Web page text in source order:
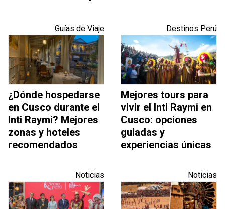
Guías de Viaje
¿Dónde hospedarse
en Cusco durante el
Inti Raymi? Mejores
zonas y hoteles
recomendados
Destinos Perú
Mejores tours para
vivir el Inti Raymi en
Cusco: opciones
guiadas y
experiencias únicas
Noticias Noticias